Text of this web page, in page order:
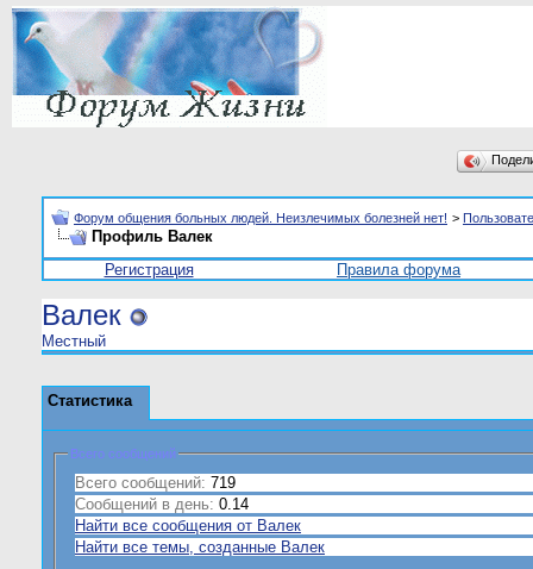
Форум общения больных людей. Неизлечимых болезней нет! >
Профиль Валек
Регистрация
Правила форума
Валек
Местный
Статистика
Всего сообщений
Всего сообщений: 719
Сообщений в день: 0.14
Найти все сообщения от Валек
Найти все темы, созданные Валек